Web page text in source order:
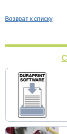
Возврат к списку